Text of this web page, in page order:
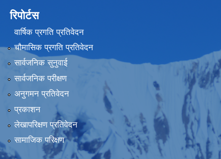
रिपोर्टस
वार्षिक प्रगति प्रतिवेदन
चौमासिक प्रगति प्रतिवेदन
सार्वजनिक सुनुवाई
सार्वजनिक परीक्षण
अनुगमन प्रतिवेदन
प्रकाशन
लेखापरिक्षण प्रतिवेदन
सामाजिक परिक्षण